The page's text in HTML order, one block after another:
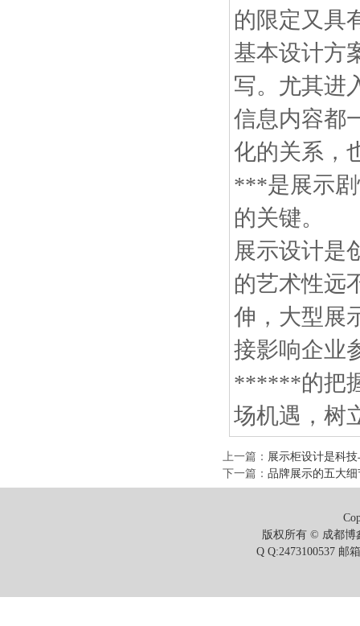
的限定又具
基本设计方
写。尤其进
信息内容都
化的关系，
***是展示剧
的关键
展示设计是
的艺术性远
伸，大型展
接影响企业
******的把
场机遇，树
上一篇 ： 展示柜设计是科
下一篇 ： 品牌展示的五大细
版权所有 © 成都博
Q Q:2473100537 邮